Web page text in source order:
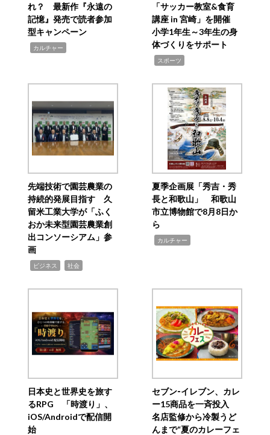
れ？ 最新作『永遠の
記憶』発売で読者参加
型キャンペーン
カルチャー
「サッカー教室&食育
講座 in 宮崎」を開催
小学1年生～3年生の身
体づくりをサポート
スポーツ
先端技術で園芸農業の
持続的発展目指す 久
留米工業大学が「ふく
おか未来型園芸農業創
出コンソーシアム」参
画
ビジネス 社会
夏季企画展「秀吉・秀
長と和歌山」 和歌山
市立博物館で8月8日か
ら
カルチャー
日本史と世界史を旅す
るRPG 「時渡り」、
iOS/Androidで配信開
始
セブン‐イレブン、カレ
ー15商品を一斉投入
名店監修から冷製うど
んまで“夏のカレーフェ